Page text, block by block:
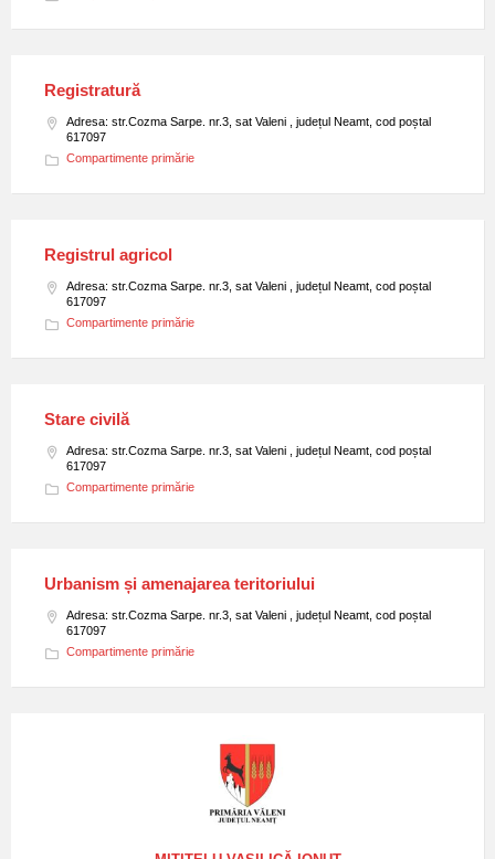
Registratură
Adresa: str.Cozma Sarpe. nr.3, sat Valeni , județul Neamt, cod poștal
617097
Compartimente primărie
Registrul agricol
Adresa: str.Cozma Sarpe. nr.3, sat Valeni , județul Neamt, cod poștal
617097
Compartimente primărie
Stare civilă
Adresa: str.Cozma Sarpe. nr.3, sat Valeni , județul Neamt, cod poștal
617097
Compartimente primărie
Urbanism și amenajarea teritoriului
Adresa: str.Cozma Sarpe. nr.3, sat Valeni , județul Neamt, cod poștal
617097
Compartimente primărie